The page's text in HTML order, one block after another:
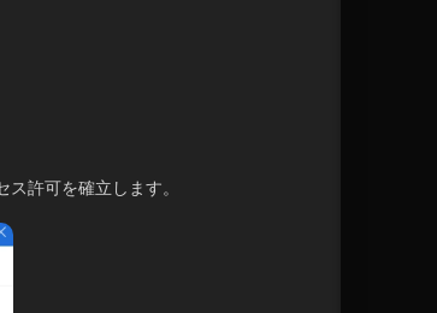
許可を確立します。